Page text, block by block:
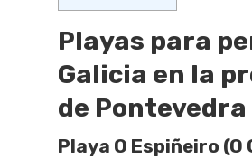
Playas para
Galicia en la
de Pontevedra
Playa O Espiñeiro (O